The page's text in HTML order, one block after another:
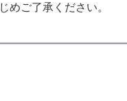
めご了承ください。